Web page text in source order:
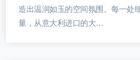
造出温润如玉的空间氛围。每一处
量，从意大利进口的大…